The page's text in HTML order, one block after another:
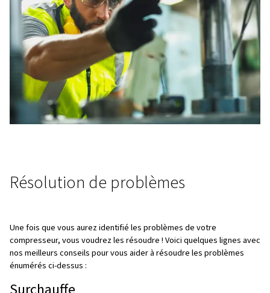
Échec du démarrage
Un compresseur d’air peut ne pas démarrer en raison
de moteur, de problèmes d’alimentation en puissance
dysfonctionnements de l’extrémité d’air. C’est pourquoi
essentiel de diagnostiquer la cause spécifique afin de
résoudre le problème de démarrage.
dommages au compresseur, d’où l’importance
contrôles réguliers et une lubrification appropriée pour
Vibrations excessives
Il peut s’agir d’un signal de dysfonctionnements
nécessiter des ajustements pour éviter d’autres